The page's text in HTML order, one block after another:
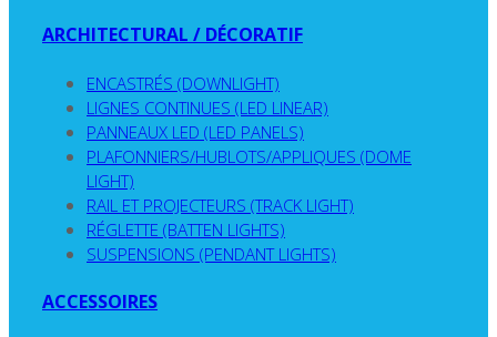
ARCHITECTURAL / DÉCORATIF
ENCASTRÉS (DOWNLIGHT)
LIGNES CONTINUES (LED LINEAR)
PANNEAUX LED (LED PANELS)
PLAFONNIERS/HUBLOTS/APPLIQUES (DOME
LIGHT)
RAIL ET PROJECTEURS (TRACK LIGHT)
RÉGLETTE (BATTEN LIGHTS)
SUSPENSIONS (PENDANT LIGHTS)
ACCESSOIRES